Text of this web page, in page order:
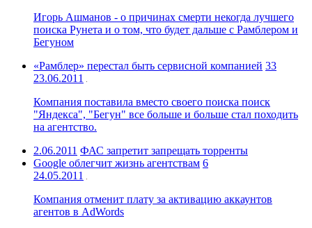
Игорь Ашманов - о причинах смерти некогда лучшего
поиска Рунета и о том, что будет дальше с Рамблером и
Бегуном
«Рамблер» перестал быть сервисной компанией 33
23.06.2011
Компания поставила вместо своего поиска поиск
"Яндекса", "Бегун" все больше и больше стал походить
на агентство.
2.06.2011 ФАС запретит запрещать торренты
Google облегчит жизнь агентствам 6
24.05.2011
Компания отменит плату за активацию аккаунтов
агентов в AdWords